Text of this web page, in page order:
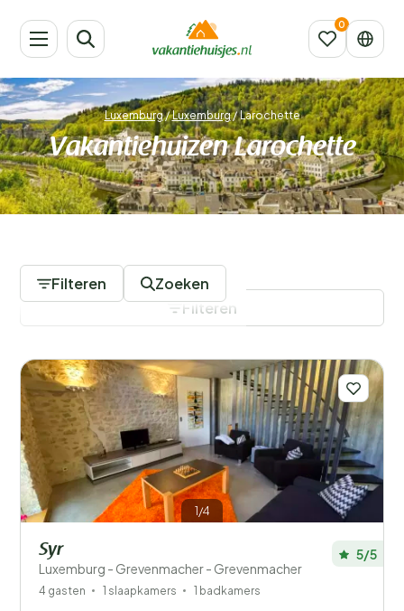
Luxemburg/Luxemburg/Larochette
Vakantiehuizen Larochette
Filteren Zoeken
Je vakantie
Kies reisdata en je gezelschap
Wanneer?
Filters opslaan
Filteren
1/4
Syr
Luxemburg - Grevenmacher - Grevenmacher
5/5
4 gasten 1 slaapkamers 1 badkamers